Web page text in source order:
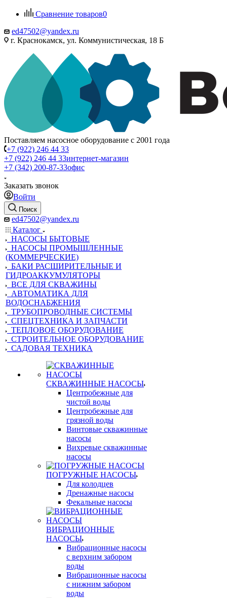
Сравнение товаров0
ed47502@yandex.ru
г. Краснокамск, ул. Коммунистическая, 18 Б
Поставляем насосное оборудование с 2001 года
+7 (922) 246 44 33
+7 (922) 246 44 33интернет-магазин
+7 (342) 200-87-33офис
Заказать звонок
Войти
Поиск
ed47502@yandex.ru
Каталог
НАСОСЫ БЫТОВЫЕ
НАСОСЫ ПРОМЫШЛЕННЫЕ
(КОММЕРЧЕСКИЕ)
БАКИ РАСШИРИТЕЛЬНЫЕ И
ГИДРОАККУМУЛЯТОРЫ
ВСЕ ДЛЯ СКВАЖИНЫ
АВТОМАТИКА ДЛЯ
ВОДОСНАБЖЕНИЯ
ТРУБОПРОВОДНЫЕ СИСТЕМЫ
СПЕЦТЕХНИКА И ЗАПЧАСТИ
ТЕПЛОВОЕ ОБОРУДОВАНИЕ
СТРОИТЕЛЬНОЕ ОБОРУДОВАНИЕ
САДОВАЯ ТЕХНИКА
СКВАЖИННЫЕ НАСОСЫ
Центробежные для
чистой воды
Центробежные для
грязной воды
Винтовые скважинные
насосы
Вихревые скважинные
насосы
ПОГРУЖНЫЕ НАСОСЫ
Для колодцев
Дренажные насосы
Фекальные насосы
ВИБРАЦИОННЫЕ
НАСОСЫ
Вибрационные насосы
с верхним забором
воды
Вибрационные насосы
с нижним забором
воды